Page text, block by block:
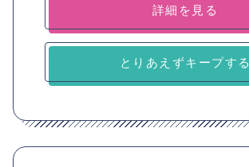
詳細を見る
とりあえずキープする